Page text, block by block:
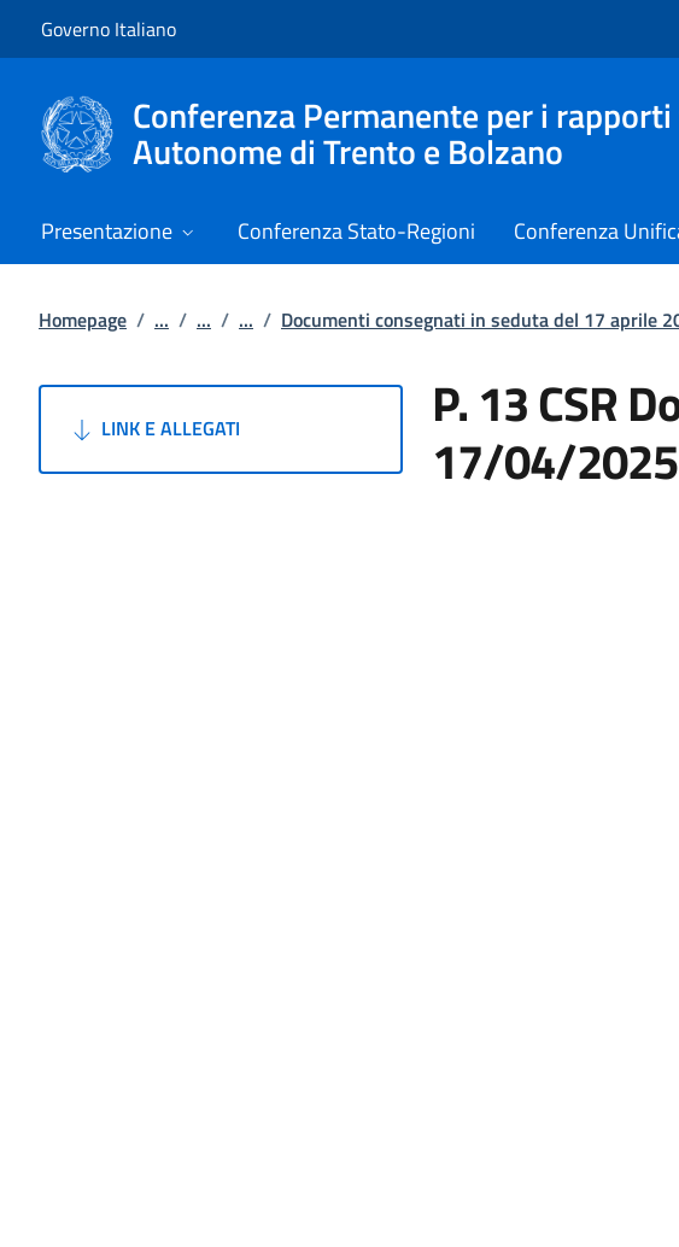
Governo Italiano
Conferenza Permanente per i
Autonome di Trento e Bolzano
Presentazione Conferenza Stato-Regioni Conferenza
Homepage / ... / ... / ... / Documenti consegnati in seduta del 17 aprile
LINK E ALLEGATI P. 13 CSR
17/04/2025